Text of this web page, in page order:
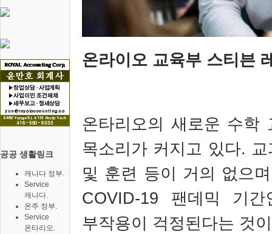
공공 생활링크
캐나다 정부.
Service
캐나다.
온주 정부.
Service
온타리오.
온라이오 교육부 스티븐
온타리오의 새로운 수학
목소리가 커지고 있다.
및 훈련 등이 거의 없으
COVID-19 팬데믹 기
부작용이 걱정된다는 것